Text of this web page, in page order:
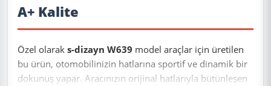
A+ Kalite
Özel olarak s-dizayn W639 model araçlar için üretilen
bu ürün, otomobilinizin hatlarına sportif ve dinamik bir
dokunuş yapar. Aracınızın orijinal hatlarıyla bütünleşen